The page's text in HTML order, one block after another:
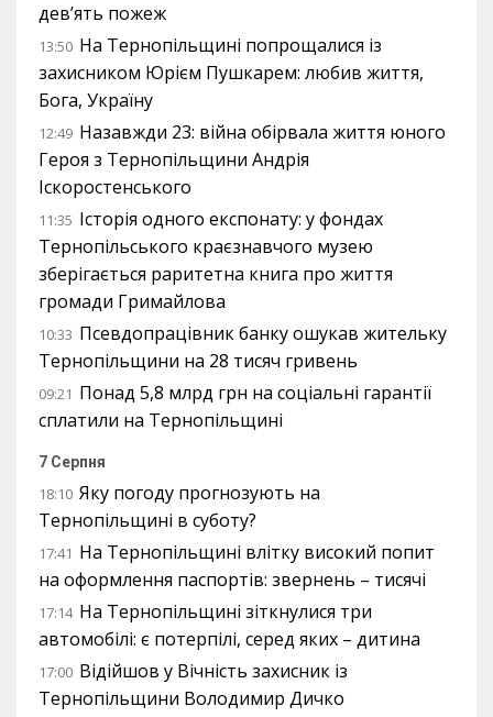
дев’ять пожеж
13:50 На Тернопільщині попрощалися із
захисником Юрієм Пушкарем: любив життя,
Бога, Україну
12:49 Назавжди 23: війна обірвала життя юного
Героя з Тернопільщини Андрія
Іскоростенського
11:35 Історія одного експонату: у фондах
Тернопільського краєзнавчого музею
зберігається раритетна книга про життя
громади Гримайлова
10:33 Псевдопрацівник банку ошукав жительку
Тернопільщини на 28 тисяч гривень
09:21 Понад 5,8 млрд грн на соціальні гарантії
сплатили на Тернопільщині
7 Серпня
18:10 Яку погоду прогнозують на
Тернопільщині в суботу?
17:41 На Тернопільщині влітку високий попит
на оформлення паспортів: звернень – тисячі
17:14 На Тернопільщині зіткнулися три
автомобілі: є потерпілі, серед яких – дитина
17:00 Відійшов у Вічність захисник із
Тернопільщини Володимир Дичко